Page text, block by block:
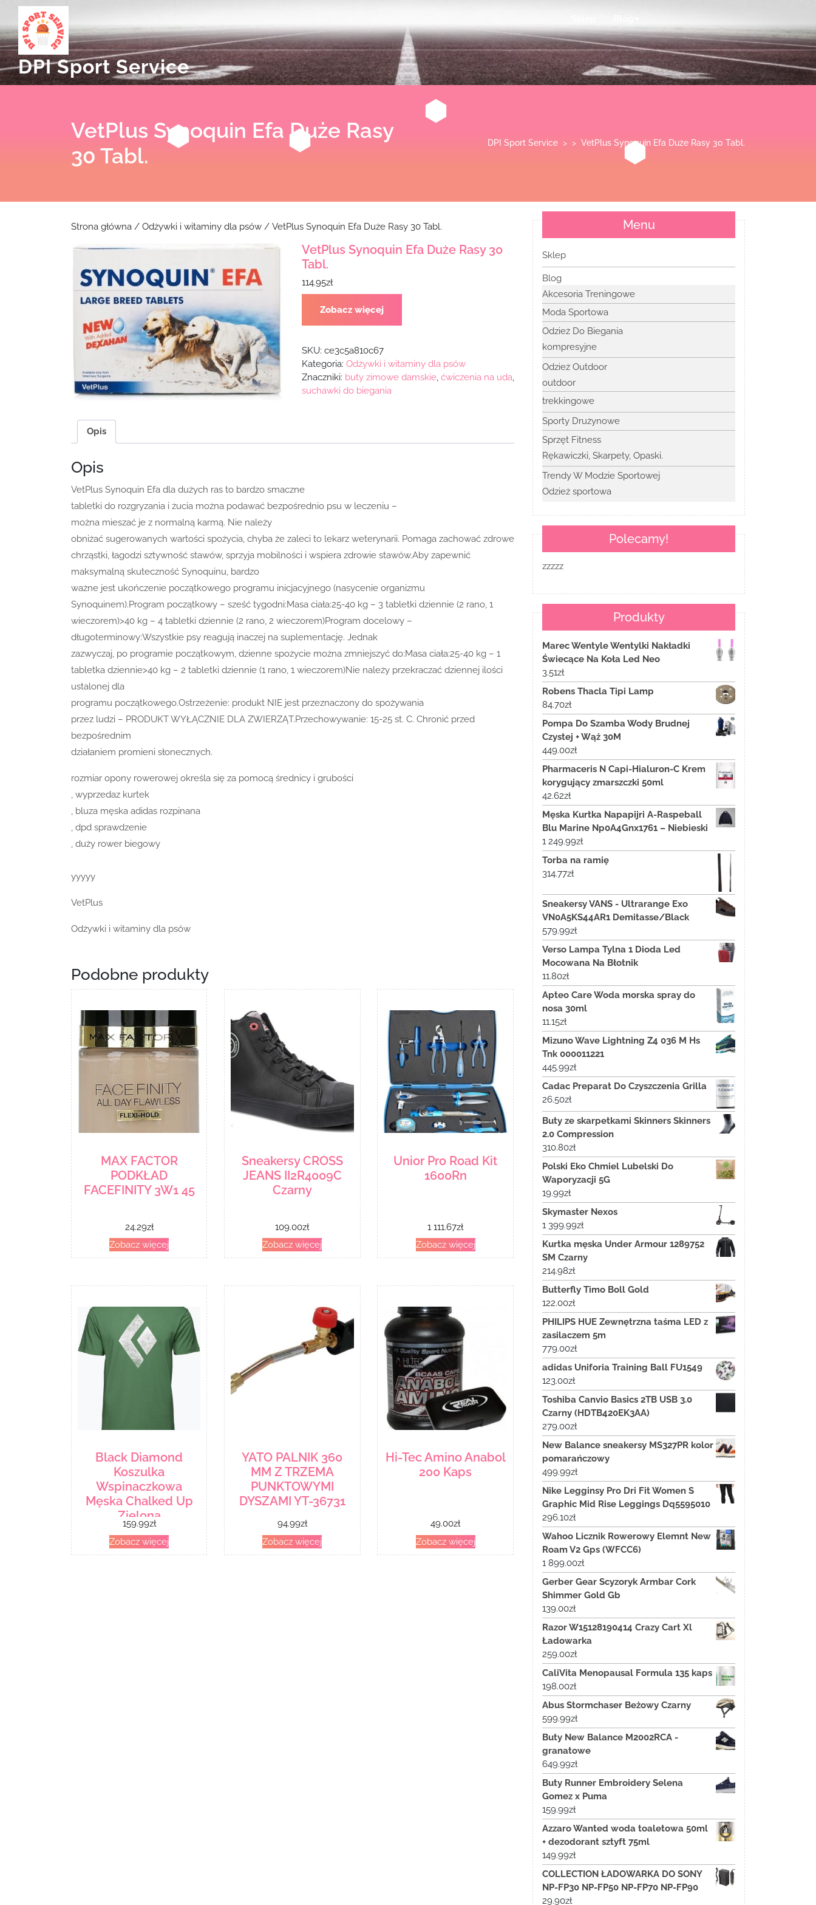
content
DPI Sport Service
VetPlus Synoquin Efa Duże Rasy
30 Tabl.
DPI Sport Service > > VetPlus Synoquin Efa Duże Rasy 30 Tabl.
Strona główna / Odżywki i witaminy dla psów / VetPlus Synoquin Efa Duże Rasy 30 Tabl.
VetPlus Synoquin Efa Duże Rasy 30
Tabl.
114.95zł
Zobacz więcej
SKU: ce3c5a810c67
Kategoria: Odżywki i witaminy dla psów
Znaczniki: buty zimowe damskie, ćwiczenia na uda
suchawki do biegania
Opis
Opis
VetPlus Synoquin Efa dla dużych ras to bardzo smaczne
tabletki do rozgryzania i żucia można podawać bezpośrednio psu w leczeniu –
można mieszać je z normalną karmą. Nie należy
obniżać sugerowanych wartości spożycia, chyba że zaleci to lekarz weterynarii. Pomaga zachować zdrowe
chrząstki, łagodzi sztywność stawów, sprzyja mobilności i wspiera zdrowie stawów.Aby zapewnić
maksymalną skuteczność Synoquinu, bardzo
ważne jest ukończenie początkowego programu inicjacyjnego (nasycenie organizmu
Synoquinem).Program początkowy – sześć tygodni:Masa ciała:25-40 kg – 3 tabletki dziennie (2 rano, 1
wieczorem)>40 kg – 4 tabletki dziennie (2 rano, 2 wieczorem)Program docelowy –
długoterminowy:Wszystkie psy reagują inaczej na suplementację. Jednak
zazwyczaj, po programie początkowym, dzienne spożycie można zmniejszyć do:Masa ciała:25-40 kg – 1
tabletka dziennie>40 kg – 2 tabletki dziennie (1 rano, 1 wieczorem)Nie należy przekraczać dziennej ilości
ustalonej dla
programu początkowego.Ostrzeżenie: produkt NIE jest przeznaczony do spożywania
przez ludzi – PRODUKT WYŁĄCZNIE DLA ZWIERZĄT.Przechowywanie: 15-25 st. C. Chronić przed
bezpośrednim
działaniem promieni słonecznych.
rozmiar opony rowerowej określa się za pomocą średnicy i grubości
, wyprzedaz kurtek
, bluza męska adidas rozpinana
, dpd sprawdzenie
, duży rower biegowy
yyyyy
VetPlus
Odżywki i witaminy dla psów
Podobne produkty
MAX FACTOR
PODKŁAD
FACEFINITY 3W1 45
24.29zł
Zobacz więcej
Sneakersy CROSS
JEANS II2R4009C
Czarny
109.00zł
Zobacz więcej
Unior Pro Road Kit
1600Rn
1 111.67zł
Zobacz więcej
Black Diamond
Koszulka
Wspinaczkowa
Męska Chalked Up
Zielona
Apuo953050Lrg1
793661530084
159.99zł
Zobacz więcej
YATO PALNIK 360
MM Z TRZEMA
PUNKTOWYMI
DYSZAMI YT-36731
94.99zł
Zobacz więcej
Hi-Tec Amino Anabol
200 Kaps
49.00zł
Zobacz więcej
Menu
Sklep
Blog
Akcesoria Treningowe
Moda Sportowa
Odzież Do Biegania
kompresyjne
Odzież Outdoor
outdoor
trekkingowe
Sporty Drużynowe
Sprzęt Fitness
Rękawiczki, Skarpety, Opaski.
Trendy W Modzie Sportowej
Odzież sportowa
Polecamy!
zzzzz
Produkty
Marec Wentyle Wentylki Nakładki
Świecące Na Koła Led Neo
3.51zł
Robens Thacla Tipi Lamp
84.70zł
Pompa Do Szamba Wody Brudnej
Czystej + Wąż 30M
449.00zł
Pharmaceris N Capi-Hialuron-C Krem
korygujący zmarszczki 50ml
42.62zł
Męska Kurtka Napapijri A-Raspeball
Blu Marine Np0A4Gnx1761 – Niebieski
1 249.99zł
Torba na ramię
314.77zł
Sneakersy VANS - Ultrarange Exo
VN0A5KS44AR1 Demitasse/Black
579.99zł
Verso Lampa Tylna 1 Dioda Led
Mocowana Na Błotnik
11.80zł
Apteo Care Woda morska spray do
nosa 30ml
11.15zł
Mizuno Wave Lightning Z4 036 M Hs
Tnk 000011221
445.99zł
Cadac Preparat Do Czyszczenia Grilla
26.50zł
Buty ze skarpetkami Skinners Skinners
2.0 Compression
310.80zł
Polski Eko Chmiel Lubelski Do
Waporyzacji 5G
19.99zł
Skymaster Nexos
1 399.99zł
Kurtka męska Under Armour 1289752
SM Czarny
214.98zł
Butterfly Timo Boll Gold
122.00zł
PHILIPS HUE Zewnętrzna taśma LED z
zasilaczem 5m
779.00zł
adidas Uniforia Training Ball FU1549
123.00zł
Toshiba Canvio Basics 2TB USB 3.0
Czarny (HDTB420EK3AA)
279.00zł
New Balance sneakersy MS327PR kolor
pomarańczowy
499.99zł
Nike Legginsy Pro Dri Fit Women S
Graphic Mid Rise Leggings Dq5595010
296.10zł
Wahoo Licznik Rowerowy Elemnt New
Roam V2 Gps (WFCC6)
1 899.00zł
Gerber Gear Scyzoryk Armbar Cork
Shimmer Gold Gb
139.00zł
Razor W15128190414 Crazy Cart Xl
Ładowarka
259.00zł
CaliVita Menopausal Formula 135 kaps
198.00zł
Abus Stormchaser Beżowy Czarny
599.99zł
Buty New Balance M2002RCA -
granatowe
649.99zł
Buty Runner Embroidery Selena
Gomez x Puma
159.99zł
Azzaro Wanted woda toaletowa 50ml
+ dezodorant sztyft 75ml
149.99zł
COLLECTION ŁADOWARKA DO SONY
NP-FP30 NP-FP50 NP-FP70 NP-FP90
29.90zł